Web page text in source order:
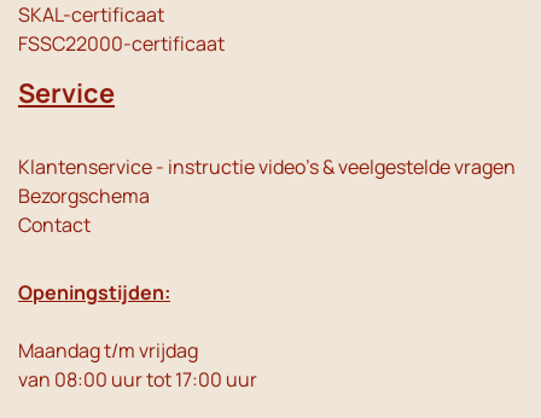
SKAL-certificaat
FSSC22000-certificaat
Service
Klantenservice - instructie video's & veelgestelde vragen
Bezorgschema
Contact
Openingstijden:
Maandag t/m vrijdag
van 08:00 uur tot 17:00 uur